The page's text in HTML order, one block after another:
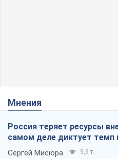
Мнения
Россия теряет ресурсы
самом деле диктует темп
Сергей Мисюра 9,9 т.